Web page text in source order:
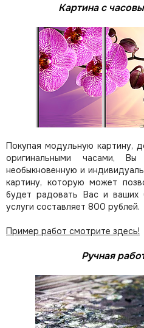
Картина с
Покупая модульную картину,
оригинальными часами,
необыкновенную и
картину, которую может
будет радовать Вас и ваших
услуги составляет 800 рублей.
Пример работ смотрите здесь!
Ручная